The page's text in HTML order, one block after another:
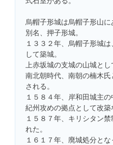
烏帽子形城は烏帽子形山に
別名、押子形城。
１３３２年、烏帽子形城
して築城。
上赤坂城の支城の山城とし
南北朝時代、南朝の楠木
される。
１５８４年、岸和田城主の
紀州攻めの拠点として改築
１５８７年、キリシタン
れた。
１６１７年、廃城処分とな